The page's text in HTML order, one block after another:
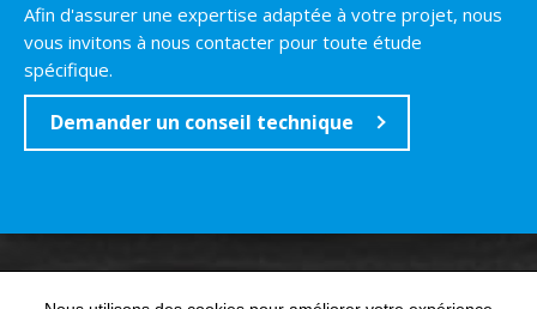
Afin d'assurer une expertise adaptée à votre projet, nous
vous invitons à nous contacter pour toute étude
spécifique.
Demander un conseil technique